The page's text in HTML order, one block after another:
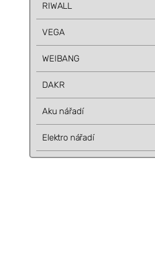
RIWALL
VEGA
WEIBANG
DAKR
Aku nářadí
Elektro nářadí